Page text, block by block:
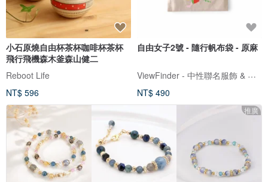
小石原燒自由杯茶杯咖啡杯茶杯
飛行飛機森木釜森山健二
Reboot Life
NT$ 596
自由女子2號 - 隨行帆布袋 - 原麻
ViewFinder - 中性聯名服飾 & 圖像授權周邊
NT$ 490
推廣